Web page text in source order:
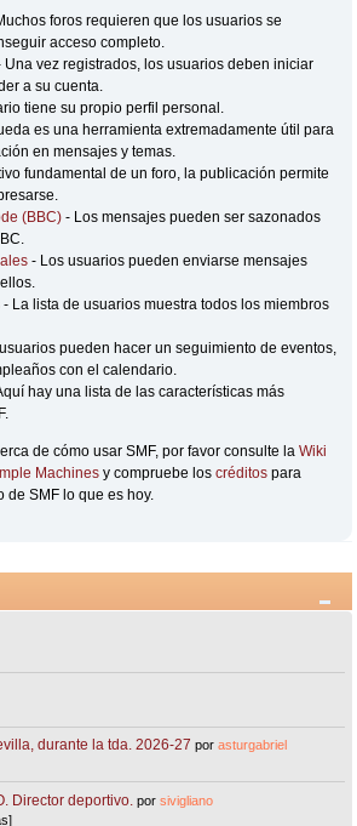
foros requieren que los usuarios se
acceso completo.
Una vez registrados, los usuarios deben iniciar
a su cuenta.
tiene su propio perfil personal.
es una herramienta extremadamente útil para
en mensajes y temas.
fundamental de un foro, la publicación permite
(BBC)- Los mensajes pueden ser sazonados
- Los usuarios pueden enviarse mensajes
- La lista de usuarios muestra todos los miembros
pueden hacer un seguimiento de eventos,
con el calendario.
hay una lista de las características más
de cómo usar SMF, por favor consulte laWiki
Machines y compruebe loscréditos para
SMF lo que es hoy.
durante la tda. 2026-27 porasturgabriel
Director deportivo. porsivigliano